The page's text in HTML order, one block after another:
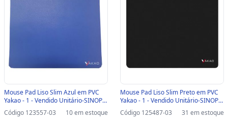
Mouse Pad Liso Slim Azul em PVC
Yakao - 1 - Vendido Unitário-SINOP-
03 - 1
Código 123557-03 10 em estoque
Mouse Pad Liso Slim Preto em PVC
Yakao - 1 - Vendido Unitário-SINOP-
03 - 1
Código 125487-03 31 em estoque